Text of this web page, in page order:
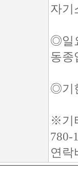
자기
◎일
동종
◎기
※기
780-
연락